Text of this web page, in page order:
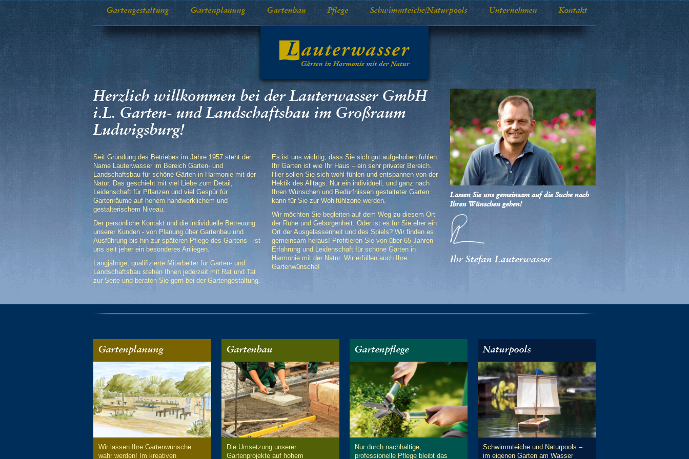
Gartengestaltung Gartenplanung Gartenbau Pflege Schwimmteiche/Naturpools Unternehmen Kontakt
Herzlich willkommen bei der Lauterwasser GmbH
i.L. Garten- und Landschaftsbau im Großraum
Ludwigsburg!
Seit Gründung des Betriebes im Jahre 1957 steht der
Name Lauterwasser im Bereich Garten- und
Landschaftsbau für schöne Gärten in Harmonie mit der
Natur. Das geschieht mit viel Liebe zum Detail,
Leidenschaft für Pflanzen und viel Gespür für
Gartenräume auf hohem handwerklichem und
gestalterischem Niveau.
Der persönliche Kontakt und die individuelle Betreuung
unserer Kunden - von Planung über Gartenbau und
Ausführung bis hin zur späteren Pflege des Gartens - ist
uns seit jeher ein besonderes Anliegen.
Langjährige, qualifizierte Mitarbeiter für Garten- und
Landschaftsbau stehen Ihnen jederzeit mit Rat und Tat
zur Seite und beraten Sie gern bei der Gartengestaltung.
Es ist uns wichtig, dass Sie sich gut aufgehoben fühlen.
Ihr Garten ist wie Ihr Haus – ein sehr privater Bereich.
Hier sollen Sie sich wohl fühlen und entspannen von der
Hektik des Alltags. Nur ein individuell, und ganz nach
Ihren Wünschen und Bedürfnissen gestalteter Garten
kann für Sie zur Wohlfühlzone werden.
Wir möchten Sie begleiten auf dem Weg zu diesem Ort
der Ruhe und Geborgenheit. Oder ist es für Sie eher ein
Ort der Ausgelassenheit und des Spiels? Wir finden es
gemeinsam heraus! Profitieren Sie von über 65 Jahren
Erfahrung und Leidenschaft für schöne Gärten in
Harmonie mit der Natur. Wir erfüllen auch Ihre
Gartenwünsche!
Lassen Sie uns gemeinsam auf die Suche nach
Ihren Wünschen gehen!
Ihr Stefan Lauterwasser
Gartenplanung
Wir lassen Ihre Gartenwünsche
wahr werden! Im kreativen
Gartenbau
Die Umsetzung unserer
Gartenprojekte auf hohem
Gartenpflege
Nur durch nachhaltige,
professionelle Pflege bleibt das
Naturpools
Schwimmteiche und Naturpools –
im eigenen Garten am Wasser